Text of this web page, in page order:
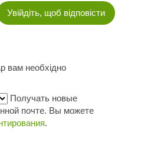
Увійдіть, щоб відповісти
вам необхідно
Получать новые
почте. Вы можете
.